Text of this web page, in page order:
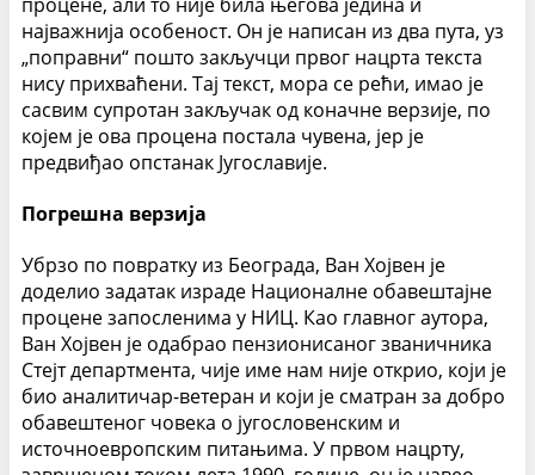
најважнија особеност. Он је написан из два пута, уз
„по­правни“ пошто закључци првог нацрта текста
нису прихваћени. Тај текст, мора се рећи, имао је
сасвим супротан закључак од коначне верзије, по
којем је ова процена постала чувена, јер је
предвиђао опстанак Југославије.
Погрешна верзија
Убрзо по повратку из Београда, Ван Хојвен је
доделио задатак израде Националне обавештајне
процене запосленима у НИЦ. Као главног аутора,
Ван Хојвен је одабрао пензионисаног званичника
Стејт департмента, чије име нам није открио, који је
био аналитичар-ветеран и који је сматран за до­бро
обавештеног човека о југословенским и
источноевропским питањима. У првом нацрту,